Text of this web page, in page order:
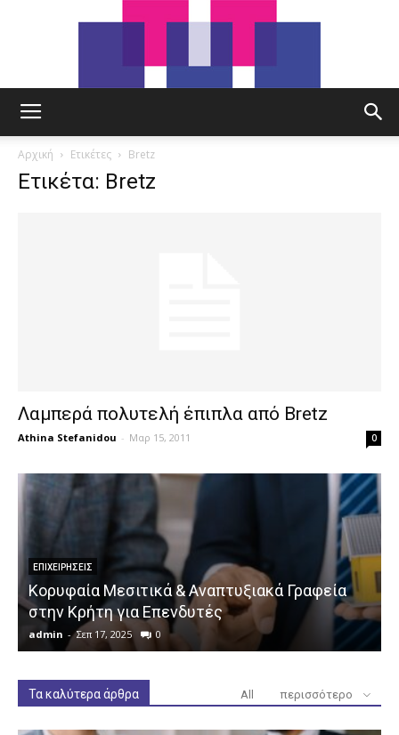
Αρχική Ετικέτες Bretz
Ετικέτα: Bretz
Λαμπερά πολυτελή έπιπλα από Bretz
Athina Stefanidou - Μαρ 15, 2011 0
ΕΠΙΧΕΙΡΉΣΕΙΣ
Κορυφαία Μεσιτικά & Αναπτυξιακά Γραφεία
στην Κρήτη για Επενδυτές
admin - Σεπ 17, 2025 0
Τα καλύτερα άρθρα All περισσότερο